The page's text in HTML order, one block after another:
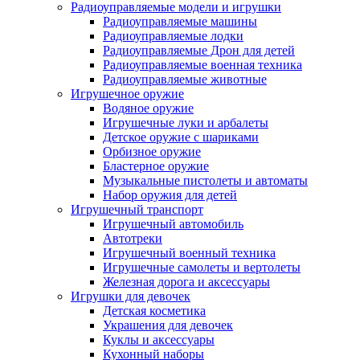
Радиоуправляемые модели и игрушки
Радиоуправляемые машины
Радиоуправляемые лодки
Радиоуправляемые Дрон для детей
Радиоуправляемые военная техника
Радиоуправляемые животные
Игрушечное оружие
Водяное оружие
Игрушечные луки и арбалеты
Детское оружие с шариками
Орбизное оружие
Бластерное оружие
Музыкальные пистолеты и автоматы
Набор оружия для детей
Игрушечный транспорт
Игрушечный автомобиль
Aвтотреки
Игрушечный военный техника
Игрушечные самолеты и вертолеты
Железная дорога и аксессуары
Игрушки для девочек
Детская косметика
Украшения для девочек
Куклы и аксессуары
Кухонный наборы